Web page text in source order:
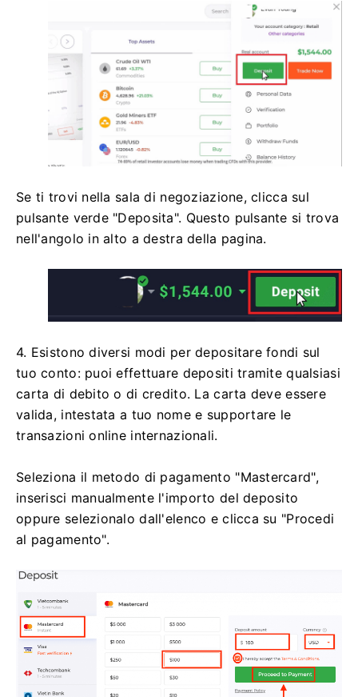
Se ti trovi nella sala di negoziazione, clicca sul
pulsante verde "Deposita". Questo pulsante si trova
nell'angolo in alto a destra della pagina.
4. Esistono diversi modi per depositare fondi sul
tuo conto: puoi effettuare depositi tramite qualsiasi
carta di debito o di credito. La carta deve essere
valida, intestata a tuo nome e supportare le
transazioni online internazionali.
Seleziona il metodo di pagamento "Mastercard",
inserisci manualmente l'importo del deposito
oppure selezionalo dall'elenco e clicca su "Procedi
al pagamento".